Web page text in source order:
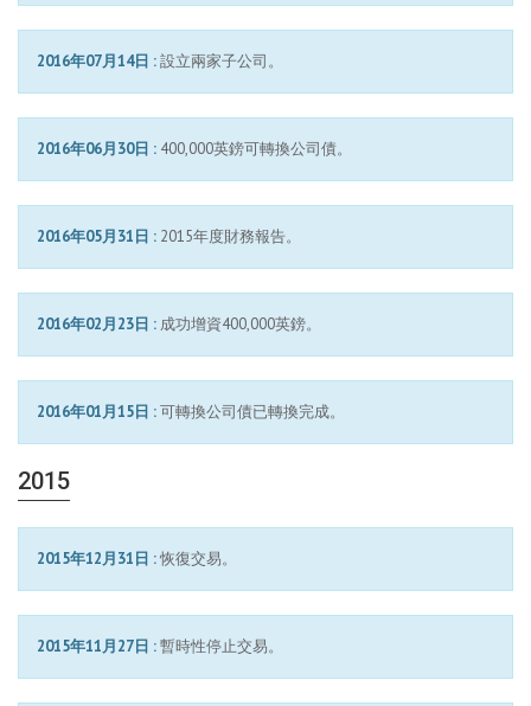
2016年07月14日 :設立兩家子公司。
2016年06月30日 : 400,000英鎊可轉換公司債。
2016年05月31日 : 2015年度財務報告。
2016年02月23日 : 成功增資400,000英鎊。
2016年01月15日 :可轉換公司債已轉換完成。
2015
2015年12月31日 :恢復交易。
2015年11月27日 :暫時性停止交易。